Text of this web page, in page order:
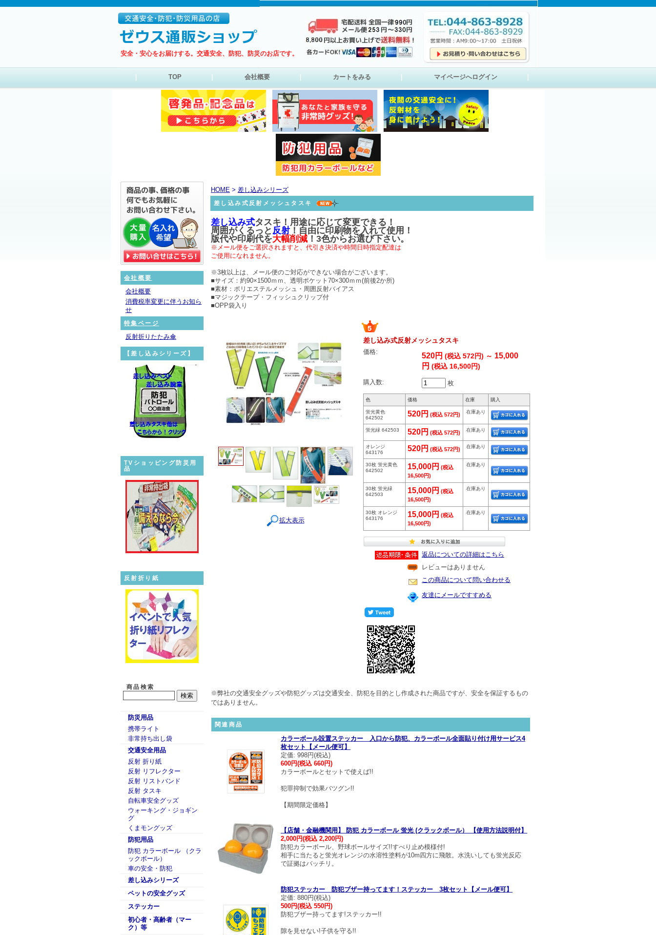
安全・安心をお届けする。交通安全、防犯、防災のお店です。
TOP 会社概要 カートをみる マイページへログイン
会社概要
会社概要
消費税率変更に伴うお知ら
せ
特集ページ
反射折りたたみ傘
【差し込みシリーズ】
TVショッピング防災用
品
反射折り紙
商品検索
防災用品
携帯ライト
非常持ち出し袋
交通安全用品
反射 折り紙
反射 リフレクター
反射 リストバンド
反射 タスキ
自転車安全グッズ
ウォーキング・ジョギン
グ
くまモングッズ
防犯用品
防犯 カラーボール （クラ
ックボール）
車の安全・防犯
差し込みシリーズ
ペットの安全グッズ
ステッカー
初心者・高齢者（マー
ク）等
HOME > 差し込みシリーズ
差し込み式反射メッシュタスキ
差し込み式タスキ！用途に応じて変更できる！
周囲がくるっと 反射 ！自由に印刷物を入れて使用！
版代や印刷代を大幅削減 ！3色からお選び下さい。
※メール便をご選択されますと、代引き決済や時間日時指定配達は
ご使用になれません。
※3枚以上は、メール便のご対応ができない場合がございます。
■サイズ：約90×1500ｍｍ、透明ポケット70×300ｍｍ(前後2か所)
■素材：ポリエステルメッシュ・周囲反射バイアス
■マジックテープ・フィッシュクリップ付
■OPP袋入り
拡大表示
差し込み式反射メッシュタスキ
価格: 520円 (税込 572円) ～ 15,000
円 (税込 16,500円)
購入数: 枚
色 価格 在庫 購入
蛍光黄色
642502
520円 (税込 572円) 在庫あり
蛍光緑 642503 520円 (税込 572円) 在庫あり
オレンジ
643176
520円 (税込 572円) 在庫あり
30枚 蛍光黄色
642502
15,000円 (税込
16,500円)
在庫あり
30枚 蛍光緑
642503
15,000円 (税込
16,500円)
在庫あり
30枚 オレンジ
643176
15,000円 (税込
16,500円)
在庫あり
返品についての詳細はこちら
レビューはありません
この商品について問い合わせる
友達にメールですすめる
※弊社の交通安全グッズや防犯グッズは交通安全、防犯を目的とし作成された商品ですが、安全を保証するもの
ではありません。
関連商品
カラーボール設置ステッカー 入口から防犯、カラーボール全面貼り付け用サービス4
枚セット【メール便可】
定価: 998円(税込)
600円(税込 660円)
カラーボールとセットで使えば!!
犯罪抑制で効果バツグン!!
【期間限定価格】
【店舗・金融機関用】 防犯 カラーボール 蛍光 (クラックボール） 【使用方法説明付】
2,000円(税込 2,200円)
防犯カラーボール、野球ボールサイズ!!すべり止め模様付!
相手に当たると蛍光オレンジの水溶性塗料が10m四方に飛散。水洗いしても蛍光反応
で証拠はバッチリ。
防犯ステッカー 防犯ブザー持ってます！ステッカー 3枚セット【メール便可】
定価: 880円(税込)
500円(税込 550円)
防犯ブザー持ってます!ステッカー!!
隙を見せない!子供を守る!!